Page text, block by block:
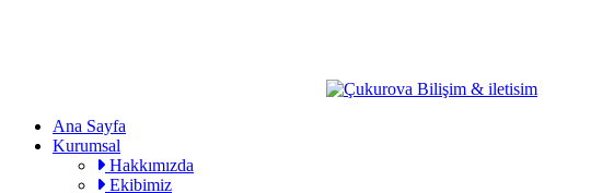
Ana Sayfa
Kurumsal
Hakkımızda
Ekibimiz